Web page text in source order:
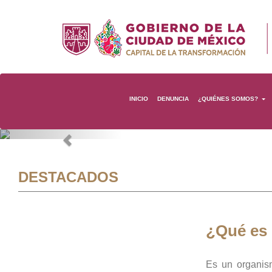
INICIO DENUNCIA ¿QUIÉNES SOMOS?
Previous
DESTACADOS
¿Qué es
Es un